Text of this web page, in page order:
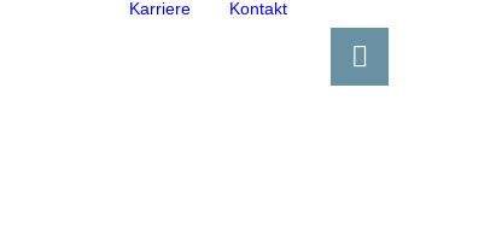
Karriere Kontakt